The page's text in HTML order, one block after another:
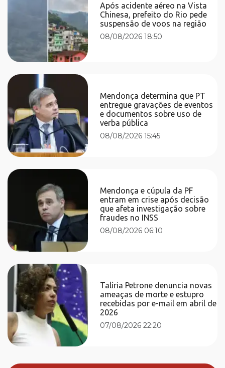
Após acidente aéreo na Vista
Chinesa, prefeito do Rio pede
suspensão de voos na região
08/08/2026 18:50
Mendonça determina que PT
entregue gravações de eventos
e documentos sobre uso de
verba pública
08/08/2026 15:45
Mendonça e cúpula da PF
entram em crise após decisão
que afeta investigação sobre
fraudes no INSS
08/08/2026 06:10
Talíria Petrone denuncia novas
ameaças de morte e estupro
recebidas por e-mail em abril de
2026
07/08/2026 22:20